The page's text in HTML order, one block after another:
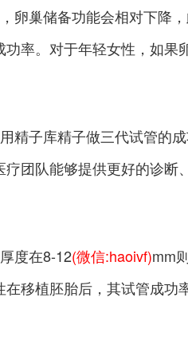
卵巢储备功能会相对下降
率。对于年轻女性，如果
精子库精子做三代试管的
团队能够提供更好的诊断
度在8-12(微信:haoivf)mm
移植胚胎后，其试管成功